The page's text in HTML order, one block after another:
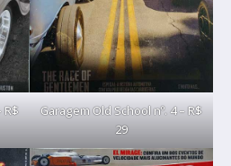
R$
Garagem Old School nº. 4 – R$
29